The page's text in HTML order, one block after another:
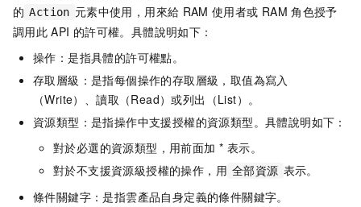
的 Action 元素中使用，用來給 RAM 使用者或 RAM 角色授予
調用此 API 的許可權。具體說明如下：
操作：是指具體的許可權點。
存取層級：是指每個操作的存取層級，取值為寫入
（Write）、讀取（Read）或列出（List）。
資源類型：是指操作中支援授權的資源類型。具體說明如下：
對於必選的資源類型，用前面加 * 表示。
對於不支援資源級授權的操作，用 全部資源 表示。
條件關鍵字：是指雲產品自身定義的條件關鍵字。